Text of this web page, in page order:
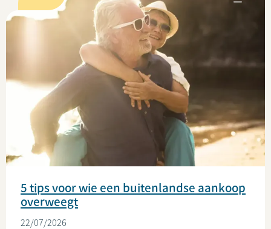
5 tips voor wie een buitenlandse aankoop
overweegt
22/07/2026